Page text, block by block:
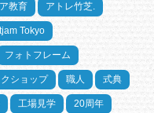
教育 アトレ竹芝.
Tokyo
フォトフレーム
ショップ 職人 式典
工場見学 20周年